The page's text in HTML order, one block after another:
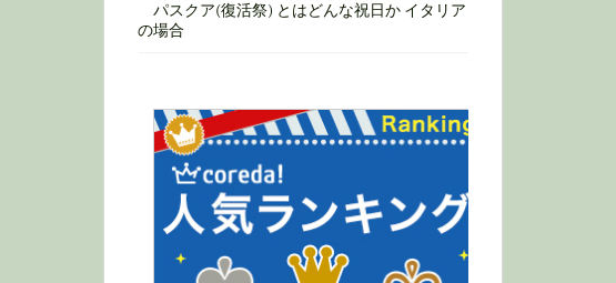
パスクア(復活祭) とはどんな祝日か イタリア
の場合